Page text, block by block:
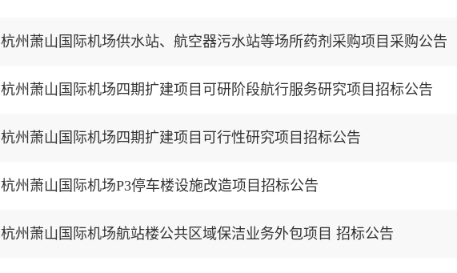
杭州萧山国际机场供水站、航空器污水站等场所药剂采购项目采购公告
杭州萧山国际机场四期扩建项目可研阶段航行服务研究项目招标公告
杭州萧山国际机场四期扩建项目可行性研究项目招标公告
杭州萧山国际机场P3停车楼设施改造项目招标公告
杭州萧山国际机场航站楼公共区域保洁业务外包项目 招标公告